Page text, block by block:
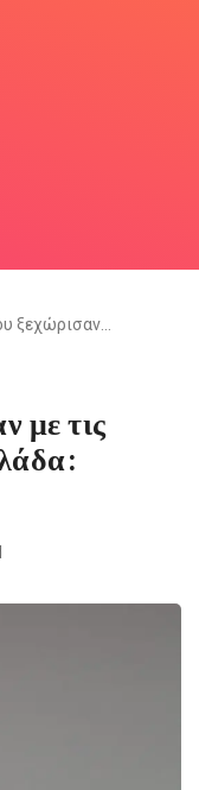
ξεχώρισαν…
με τις